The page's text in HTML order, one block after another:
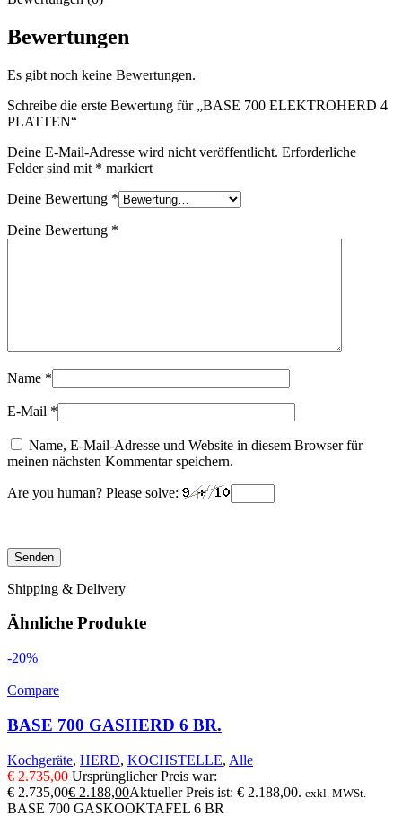
Bewertungen
Es gibt noch keine Bewertungen.
Schreibe die erste Bewertung für „BASE 700 ELEKTROHERD 4
PLATTEN“
Deine E-Mail-Adresse wird nicht veröffentlicht. Erforderliche
Felder sind mit * markiert
Deine Bewertung *
Deine Bewertung *
Name *
E-Mail *
Name, E-Mail-Adresse und Website in diesem Browser für
meinen nächsten Kommentar speichern.
Are you human? Please solve:
Shipping & Delivery
Ähnliche Produkte
-20%
Compare
BASE 700 GASHERD 6 BR.
Kochgeräte, HERD, KOCHSTELLE, Alle
€2.735,00 Ursprünglicher Preis war:
€ 2.735,00€ 2.188,00Aktueller Preis ist: € 2.188,00. exkl. MWSt.
BASE 700 GASKOOKTAFEL 6 BR